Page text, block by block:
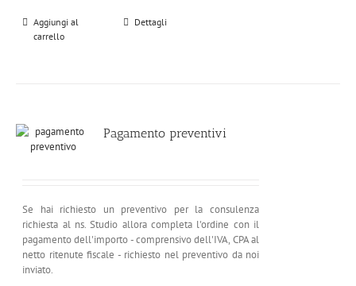
Aggiungi al
carrello
Dettagli
Pagamento preventivi
Se hai richiesto un preventivo per la consulenza
richiesta al ns. Studio allora completa l'ordine con il
pagamento dell'importo - comprensivo dell'IVA, CPA al
netto ritenute fiscale - richiesto nel preventivo da noi
inviato.